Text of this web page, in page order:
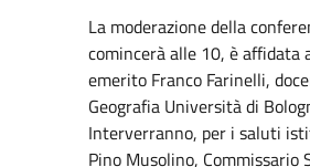
La moderazione della
comincerà alle 10, è affidata
emerito Franco Farinelli,
Geografia Università di
Interverranno, per i saluti
Pino Musolino, Commissario